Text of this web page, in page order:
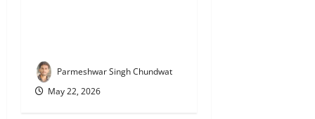
Parmeshwar Singh Chundwat
May 22, 2026